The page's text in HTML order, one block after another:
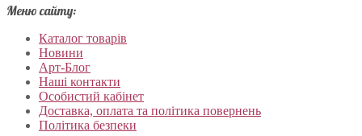
Меню сайту:
Каталог товарів
Новини
Арт-Блог
Наші контакти
Особистий кабінет
Доставка, оплата та політика повернень
Політика безпеки